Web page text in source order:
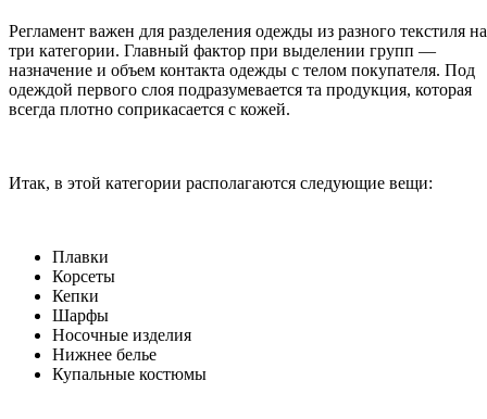
Регламент важен для разделения одежды из разного текстиля на
три категории. Главный фактор при выделении групп —
назначение и объем контакта одежды с телом покупателя. Под
одеждой первого слоя подразумевается та продукция, которая
всегда плотно соприкасается с кожей.
Итак, в этой категории располагаются следующие вещи:
Плавки
Корсеты
Кепки
Шарфы
Носочные изделия
Нижнее белье
Купальные костюмы